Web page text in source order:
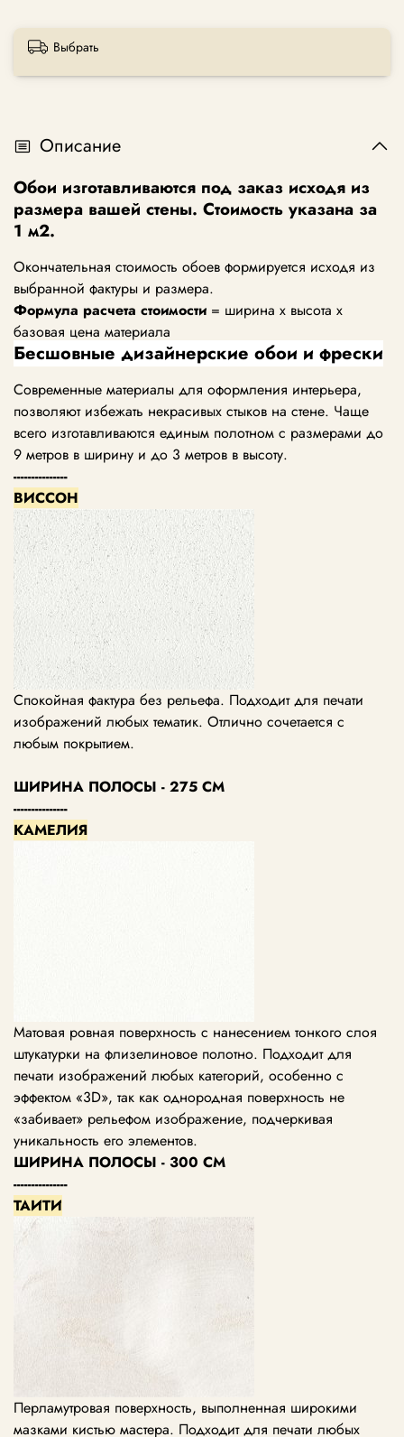
Выбрать
Описание
Обои изготавливаются под заказ исходя из
размера вашей стены. Стоимость указана за
1 м2.
Окончательная стоимость обоев формируется исходя из
выбранной фактуры и размера.
Формула расчета стоимости = ширина х высота х
базовая цена материала
Бесшовные дизайнерские обои и фрески
Современные материалы для оформления интерьера,
позволяют избежать некрасивых стыков на стене. Чаще
всего изготавливаются единым полотном с размерами до
9 метров в ширину и до 3 метров в высоту.
---------------
ВИССОН
Спокойная фактура без рельефа. Подходит для печати
изображений любых тематик. Отлично сочетается с
любым покрытием.
ШИРИНА ПОЛОСЫ - 275 СМ
---------------
КАМЕЛИЯ
Матовая ровная поверхность с нанесением тонкого слоя
штукатурки на флизелиновое полотно. Подходит для
печати изображений любых категорий, особенно с
эффектом «3D», так как однородная поверхность не
«забивает» рельефом изображение, подчеркивая
уникальность его элементов.
ШИРИНА ПОЛОСЫ - 300 СМ
---------------
ТАИТИ
Перламутровая поверхность, выполненная широкими
мазками кистью мастера. Подходит для печати любых